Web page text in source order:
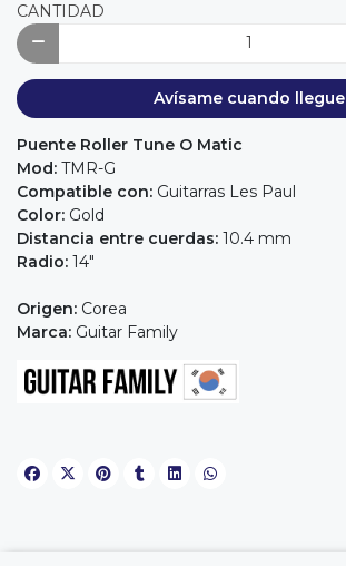
CANTIDAD
Avísame cuando llegue
Puente Roller Tune O Matic
Mod: TMR-G
Compatible con: Guitarras Les Paul
Color: Gold
Distancia entre cuerdas: 10.4 mm
Radio: 14"
Origen: Corea
Marca: Guitar Family